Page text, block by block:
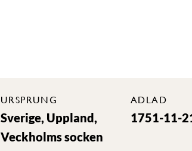
URSPRUNG
Sverige, Uppland,
Veckholms socken
ADLAD
1751-11-